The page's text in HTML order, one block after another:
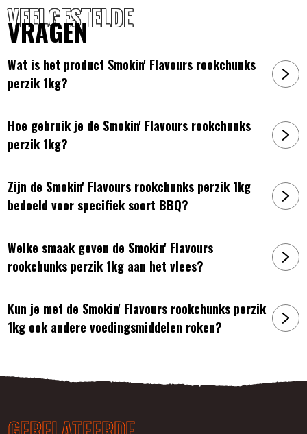
VEELGESTELDE
VRAGEN
Wat is het product Smokin' Flavours rookchunks
perzik 1kg?
Hoe gebruik je de Smokin' Flavours rookchunks
perzik 1kg?
Zijn de Smokin' Flavours rookchunks perzik 1kg
bedoeld voor specifiek soort BBQ?
Welke smaak geven de Smokin' Flavours
rookchunks perzik 1kg aan het vlees?
Kun je met de Smokin' Flavours rookchunks perzik
1kg ook andere voedingsmiddelen roken?